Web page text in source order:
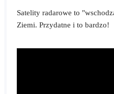
Satelity radarowe to
Ziemi. Przydatne i to bardzo!